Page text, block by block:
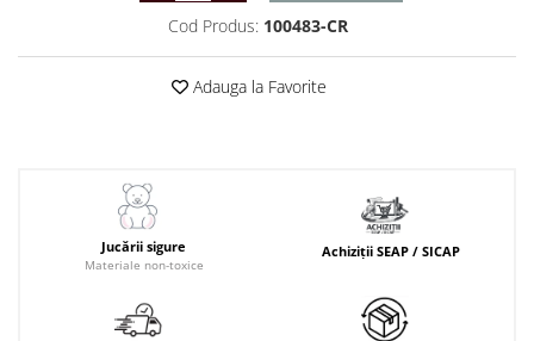
Cod Produs: 100483-CR
Adauga la Favorite
Jucării sigure
Materiale non-toxice
Achiziții SEAP / SICAP